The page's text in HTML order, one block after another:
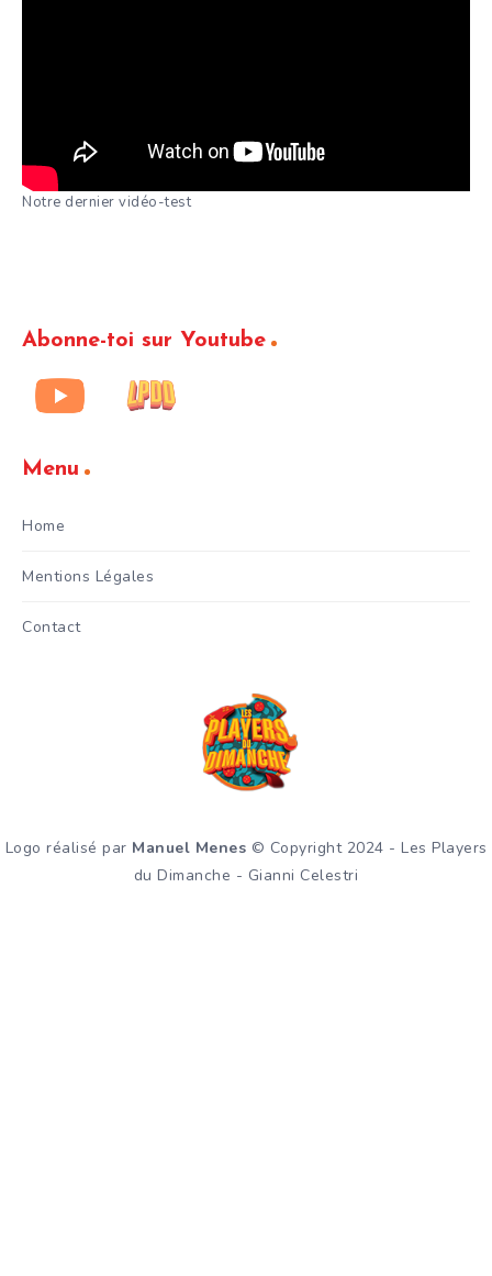
Notre dernier vidéo-test
Abonne-toi sur Youtube
Menu
Home
Mentions Légales
Contact
Logo réalisé par Manuel Menes © Copyright 2024 - Les Players
du Dimanche - Gianni Celestri